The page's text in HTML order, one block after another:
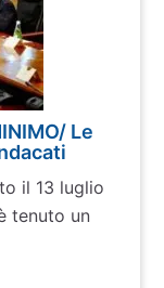
Le
il 13 luglio
tenuto un